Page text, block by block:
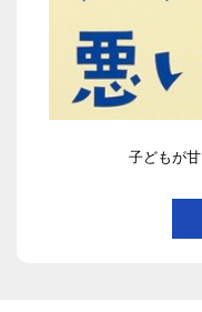
子どもが